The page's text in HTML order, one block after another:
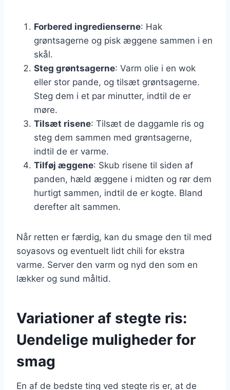
Forbered ingredienserne: Hak
grøntsagerne og pisk æggene sammen i en
skål.
Steg grøntsagerne: Varm olie i en wok
eller stor pande, og tilsæt grøntsagerne.
Steg dem i et par minutter, indtil de er
møre.
Tilsæt risene: Tilsæt de daggamle ris og
steg dem sammen med grøntsagerne,
indtil de er varme.
Tilføj æggene: Skub risene til siden af
panden, hæld æggene i midten og rør dem
hurtigt sammen, indtil de er kogte. Bland
derefter alt sammen.
Når retten er færdig, kan du smage den til med
soyasovs og eventuelt lidt chili for ekstra
varme. Server den varm og nyd den som en
lækker og sund måltid.
Variationer af stegte ris:
Uendelige muligheder for
smag
En af de bedste ting ved stegte ris er, at de